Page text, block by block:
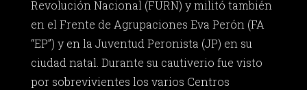
Revolución Nacional (FURN) y militó también
en el Frente de Agrupaciones Eva Perón (FA
“EP”) y en la Juventud Peronista (JP) en su
ciudad natal. Durante su cautiverio fue visto
por sobrevivientes los varios Centros